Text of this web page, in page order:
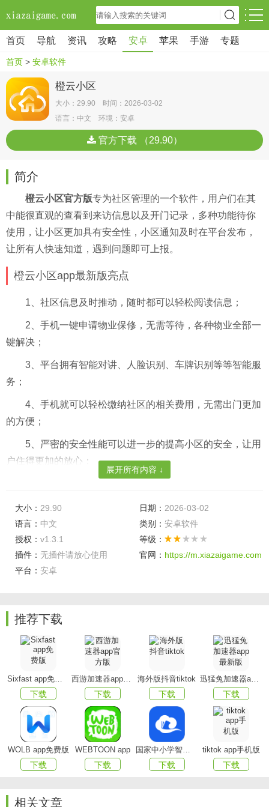
首页 导航 资讯 攻略 安卓 苹果 手游 专题
首页 > 安卓软件
橙云小区
大小：29.90 时间：2026-03-02
语言：中文 环境：安卓
官方下载 （29.90）
简介
橙云小区官方版专为社区管理的一个软件，用户们在其
中能很直观的查看到来访信息以及开门记录，多种功能待你
使用，让小区更加具有安全性，小区通知及时在平台发布，
让所有人快速知道，遇到问题即可上报。
橙云小区app最新版亮点
1、社区信息及时推动，随时都可以轻松阅读信息；
2、手机一键申请物业保修，无需等待，各种物业全部一
键解决；
3、平台拥有智能对讲、人脸识别、车牌识别等等智能服
务；
4、手机就可以轻松缴纳社区的相关费用，无需出门更加
的方便；
5、严密的安全性能可以进一步的提高小区的安全，让用
户住得更加的放心；
橙云小区最新版特色
展开所有内容 ↓
大小： 29.90 日期： 2026-03-02
语言： 中文 类别： 安卓软件
授权： v1.3.1
等级：
插件： 无插件请放心使用 官网： https://m.xiazaigame.com
平台： 安卓
推荐下载
Sixfast app免费版
下载
西游加速器app官方版
下载
海外版抖音tiktok
下载
迅猛兔加速器app最新版
下载
WOLB app免费版
下载
WEBTOON app
下载
国家中小学智慧教育平台app(智慧中小学)
下载
tiktok app手机版
下载
相关文章